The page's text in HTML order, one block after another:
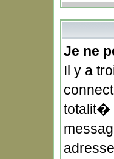
Je ne
Il y a
totalit�